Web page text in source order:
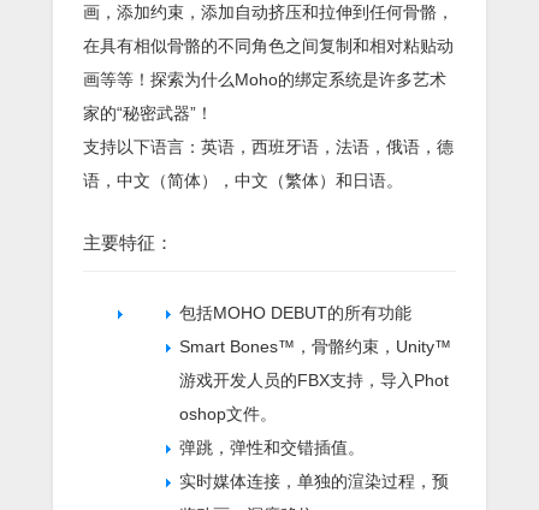
画，添加约束，添加自动挤压和拉伸到任何骨骼，
在具有相似骨骼的不同角色之间复制和相对粘贴动
画等等！探索为什么Moho的绑定系统是许多艺术
家的“秘密武器”！
支持以下语言：英语，西班牙语，法语，俄语，德
语，中文（简体），中文（繁体）和日语。
主要特征：
包括MOHO DEBUT的所有功能
Smart Bones™，骨骼约束，Unity™
游戏开发人员的FBX支持，导入Phot
oshop文件。
弹跳，弹性和交错插值。
实时媒体连接，单独的渲染过程，预